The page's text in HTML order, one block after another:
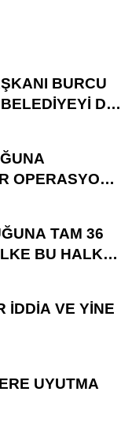
BURCU
DE
OPERASYON
TAM 36
BU HALK
İDDİA VE YİNE
UYUTMA